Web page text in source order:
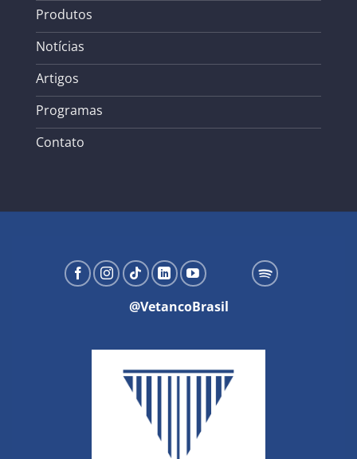
Produtos
Notícias
Artigos
Programas
Contato
@VetancoBrasil